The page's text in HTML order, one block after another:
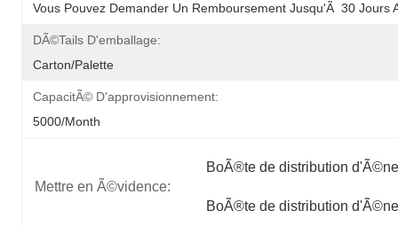
Vous Pouvez Demander Un Remboursement Jusqu'Ã  30
DÃ©tails D'emballage:
Carton/palette
CapacitÃ© D'approvisionnement:
5000/month
Mettre en Ã©vidence:
BoÃ®te de distribution
BoÃ®te de distribution